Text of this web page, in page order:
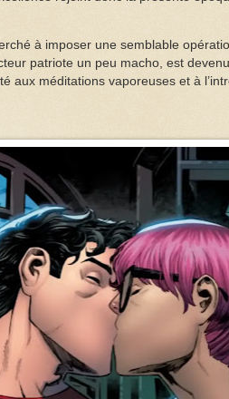
à imposer une semblable
patriote un peu macho, est
aux méditations vaporeuses et à